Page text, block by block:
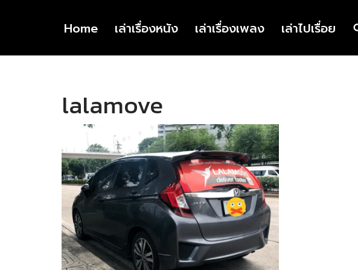
to
Home เล่าเรื่องหนัง เล่าเรื่องเพลง เล่าไปเรื่อย
lalamove